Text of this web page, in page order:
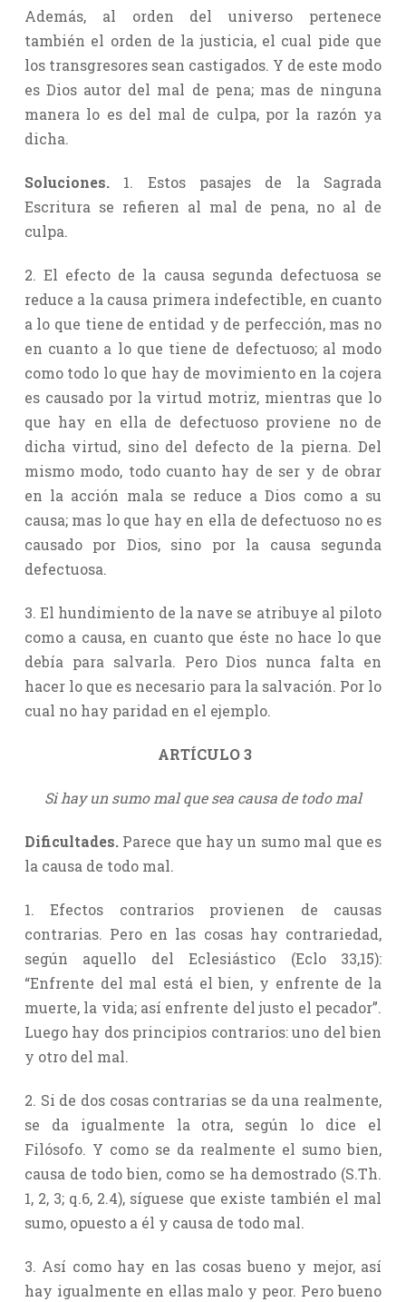
Además, al orden del universo pertenece
también el orden de la justicia, el cual pide que
los transgresores sean castigados. Y de este modo
es Dios autor del mal de pena; mas de ninguna
manera lo es del mal de culpa, por la razón ya
dicha.
Soluciones.1. Estos pasajes de la Sagrada
Escritura se refieren al mal de pena, no al de
culpa.
2. El efecto de la causa segunda defectuosa se
reduce a la causa primera indefectible, en cuanto
a lo que tiene de entidad y de perfección, mas no
en cuanto a lo que tiene de defectuoso; al modo
como todo lo que hay de movimiento en la cojera
es causado por la virtud motriz, mientras que lo
que hay en ella de defectuoso proviene no de
dicha virtud, sino del defecto de la pierna. Del
mismo modo, todo cuanto hay de ser y de obrar
en la acción mala se reduce a Dios como a su
causa; mas lo que hay en ella de defectuoso no es
causado por Dios, sino por la causa segunda
defectuosa.
3. El hundimiento de la nave se atribuye al piloto
como a causa, en cuanto que éste no hace lo que
debía para salvarla. Pero Dios nunca falta en
hacer lo que es necesario para la salvación. Por lo
cual no hay paridad en el ejemplo.
ARTÍCULO 3
Si hay un sumo mal que sea causa de todo mal
Dificultades.Parece que hay un sumo mal que es
la causa de todo mal.
1. Efectos contrarios provienen de causas
contrarias. Pero en las cosas hay contrariedad,
según aquello del Eclesiástico (Eclo 33,15):
“Enfrente del mal está el bien, y enfrente de la
muerte, la vida; así enfrente del justo el pecador”.
Luego hay dos principios contrarios: uno del bien
y otro del mal.
2. Si de dos cosas contrarias se da una realmente,
se da igualmente la otra, según lo dice el
Filósofo. Y como se da realmente el sumo bien,
causa de todo bien, como se ha demostrado (S.Th.
1, 2, 3; q.6, 2.4), síguese que existe también el mal
sumo, opuesto a él y causa de todo mal.
3. Así como hay en las cosas bueno y mejor, así
hay igualmente en ellas malo y peor. Pero bueno